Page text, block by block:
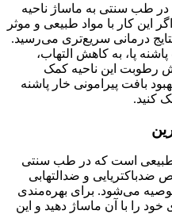
در طب سنتی به ماساژ ناحیه
این کار با مواد طبیعی و موثر
درمانی سریع‌تری می‌رسید.
پا، به کاهش التهاب،
رطوبت این ناحیه کمک
بافت پیرامونی خار پاشنه
کنید.
است که در طب سنتی
ضدباکتریایی و ضدالتهابی
می‌شود. برای بهره‌مندی
را با آن ماساژ دهید و این